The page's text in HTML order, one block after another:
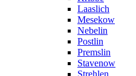
Laaslich
Mesekow
Nebelin
Postlin
Premslin
Stavenow
Strehlen